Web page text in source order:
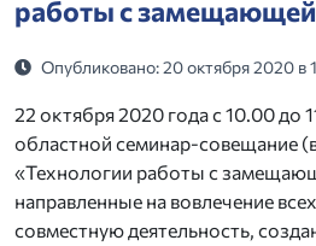
работы с
Опубликовано: 20 октября 2020 в
22 октября 2020 года с 10.00 до
областной семинар-совещание
«Технологии работы с
направленные на вовлечение
совместную деятельность,